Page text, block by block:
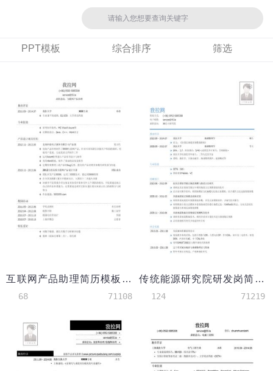
PPT模板 综合排序 筛选
互联网产品助理简历模板（校园活动多）
68 71108
传统能源研究院研发岗简历模板（有专业技能）
124 71219